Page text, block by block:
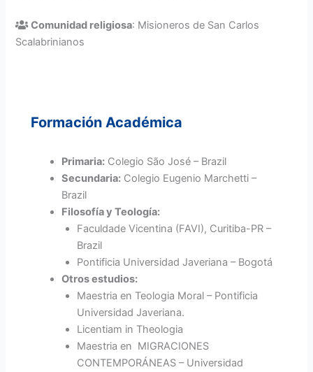
Comunidad religiosa: Misioneros de San Carlos
Scalabrinianos
Formación Académica
Primaria: Colegio São José – Brazil
Secundaria: Colegio Eugenio Marchetti –
Brazil
Filosofía y Teología:
Faculdade Vicentina (FAVI), Curitiba-PR –
Brazil
Pontificia Universidad Javeriana – Bogotá
Otros estudios:
Maestria en Teologia Moral – Pontificia
Universidad Javeriana.
Licentiam in Theologia
Maestria en MIGRACIONES
CONTEMPORÁNEAS – Universidad